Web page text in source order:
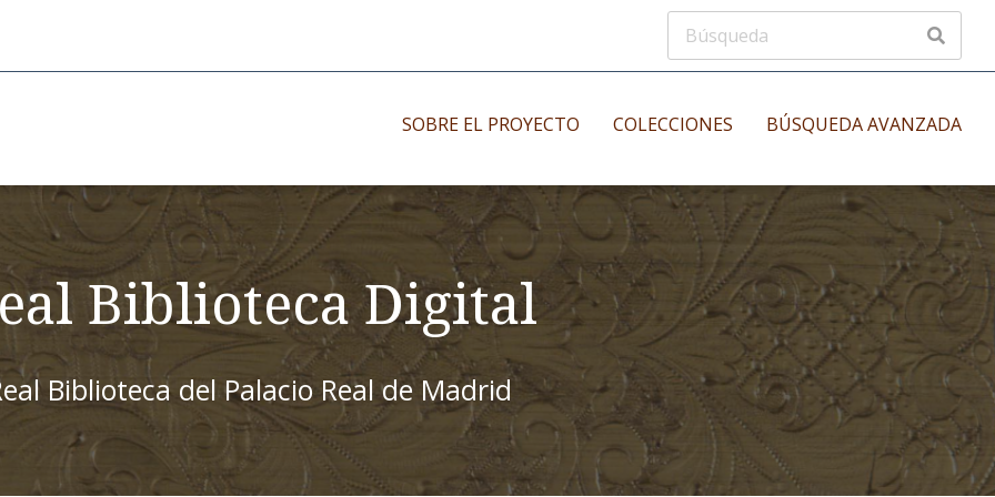
SOBRE EL PROYECTO COLECCIONES
Impresos antiguos
Impresos modernos
Impresos menores
Manuscritos musicales
Incunables
BÚSQUEDA AVANZADA
Biblioteca Digital
Biblioteca del Palacio Real de Madrid